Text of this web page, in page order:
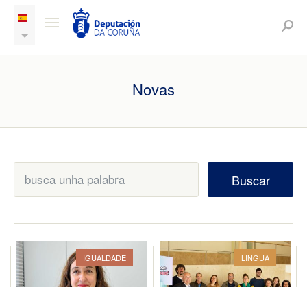
Novas
Buscar
IGUALDADE LINGUA